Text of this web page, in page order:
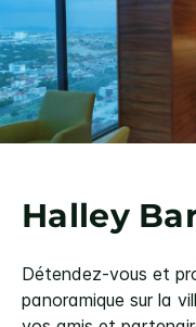
Halley
Détendez-vous et
panoramique sur la